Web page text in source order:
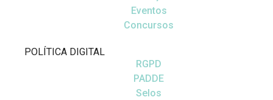
Eventos
Concursos
POLÍTICA DIGITAL
RGPD
PADDE
Selos